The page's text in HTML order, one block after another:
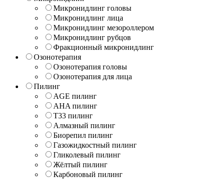
Микронидлинг головы
Микронидлинг лица
Микронидлинг мезороллером
Микронидлинг рубцов
Фракционный микронидлинг
Озонотерапия
Озонотерапия головы
Озонотерапия для лица
Пилинг
AGE пилинг
AHA пилинг
T33 пилинг
Алмазный пилинг
Биорепил пилинг
Газожидкостный пилинг
Гликолевый пилинг
Жёлтый пилинг
Карбоновый пилинг